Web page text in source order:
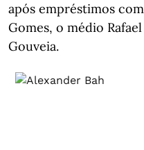
após empréstimos
Gomes, o médio
Gouveia.